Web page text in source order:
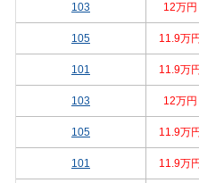
103 12万円
105 11.9万円
101 11.9万円
103 12万円
105 11.9万円
101 11.9万円